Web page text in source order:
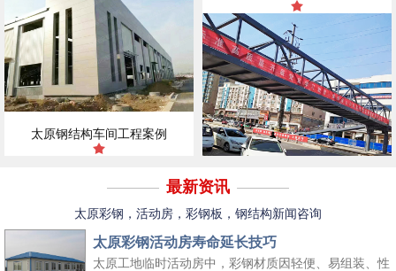
太原钢结构车间工程案例
最新资讯
太原彩钢，活动房，彩钢板，钢结构新闻咨询
太原彩钢活动房寿命延长技巧
太原工地临时活动房中，彩钢材质因轻便、易组装、性